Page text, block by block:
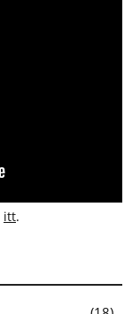
itt.